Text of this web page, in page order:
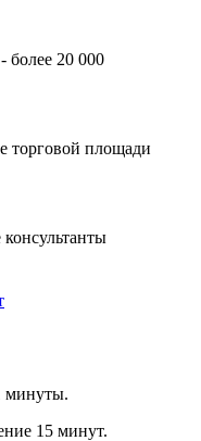
более 20 000
торговой площади
минуты.
15 минут.